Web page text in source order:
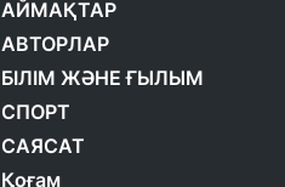
АЙМАҚТАР
АВТОРЛАР
БІЛІМ ЖӘНЕ ҒЫЛЫМ
СПОРТ
САЯСАТ
Қоғам